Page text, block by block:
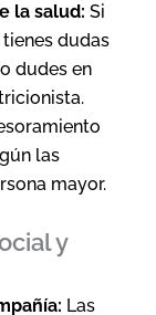
la salud: Si
dudas
dudes en
las
mayor.
y
Las